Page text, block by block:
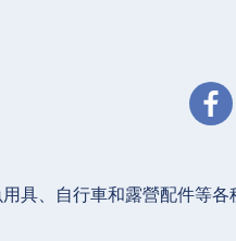
具、自行車和露營配件等各